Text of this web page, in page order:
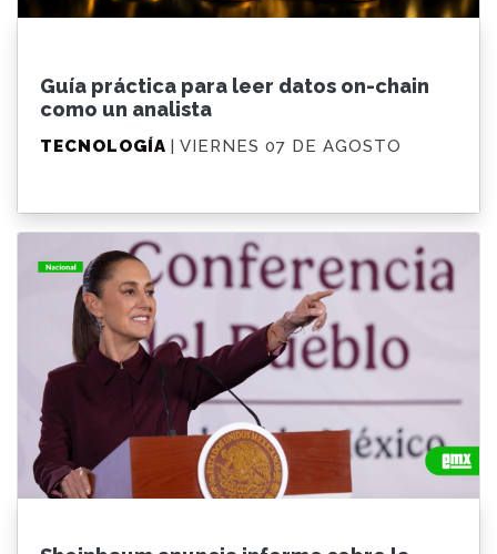
Guía práctica para leer datos on-chain
como un analista
TECNOLOGÍA | VIERNES 07 DE AGOSTO